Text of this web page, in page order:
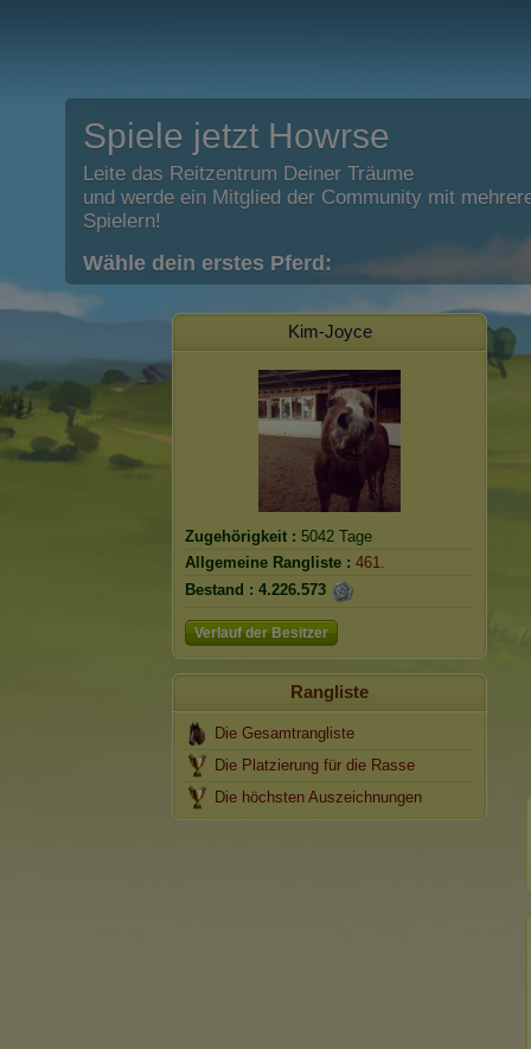
Spiele jetzt Howrse
Leite das Reitzentrum Deiner Träume
und werde ein Mitglied der Community mit
Spielern!
Wähle dein erstes Pferd:
Kim-Joyce
Zugehörigkeit : 5042 Tage
Allgemeine Rangliste : 461.
Bestand : 4.226.573
Verlauf der Besitzer
Rangliste
Die Gesamtrangliste
Die Platzierung für die Rasse
Die höchsten Auszeichnungen